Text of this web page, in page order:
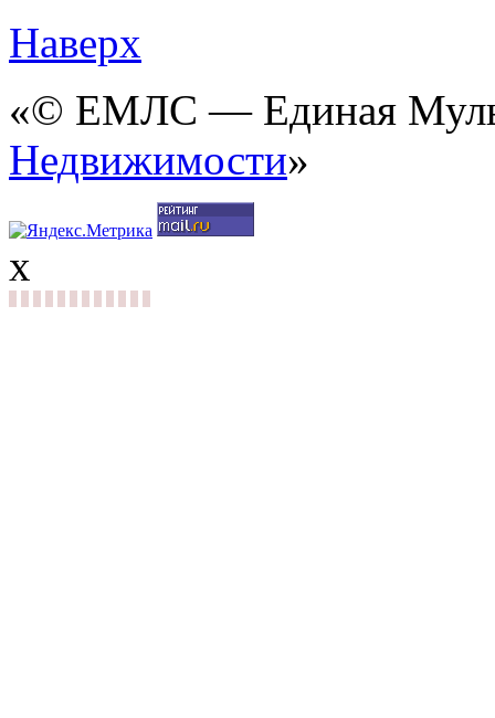
Наверх
«© ЕМЛС — Единая
Недвижимости»
x